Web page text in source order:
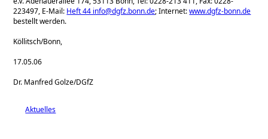
223497, E-Mail: Heft 44 info@dgfz.bonn.de; Internet:www.dgfz-bonn.de
bestellt werden.
Köllitsch/Bonn,
17.05.06
Dr. Manfred Golze/DGfZ
Aktuelles